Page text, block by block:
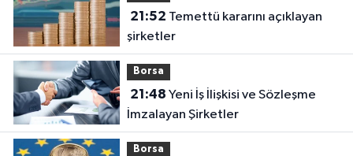
21:52
şirketler
Borsa
21:48
İmzalayan Şirketler
Borsa